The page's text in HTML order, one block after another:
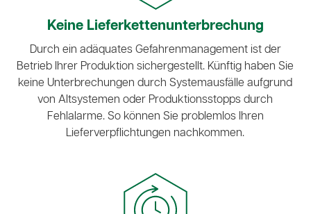
Keine Lieferketten­unterbrechung
Durch ein adäquates Gefahrenmanagement ist der
Betrieb Ihrer Produktion sichergestellt. Künftig haben Sie
keine Unterbrechungen durch Systemausfälle aufgrund
von Altsystemen oder Produktionsstopps durch
Fehlalarme. So können Sie problemlos Ihren
Lieferverpflichtungen nachkommen.